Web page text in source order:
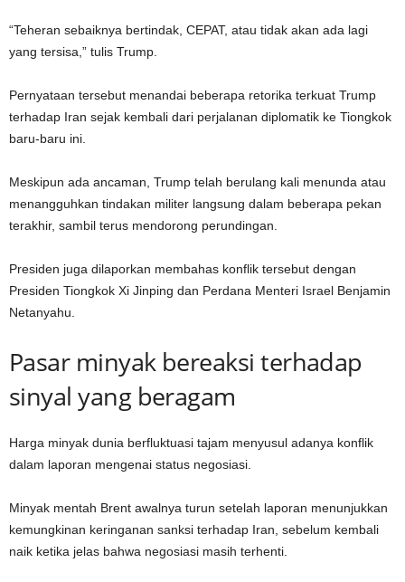
“Teheran sebaiknya bertindak, CEPAT, atau tidak akan ada lagi
yang tersisa,” tulis Trump.
Pernyataan tersebut menandai beberapa retorika terkuat Trump
terhadap Iran sejak kembali dari perjalanan diplomatik ke Tiongkok
baru-baru ini.
Meskipun ada ancaman, Trump telah berulang kali menunda atau
menangguhkan tindakan militer langsung dalam beberapa pekan
terakhir, sambil terus mendorong perundingan.
Presiden juga dilaporkan membahas konflik tersebut dengan
Presiden Tiongkok Xi Jinping dan Perdana Menteri Israel Benjamin
Netanyahu.
Pasar minyak bereaksi terhadap
sinyal yang beragam
Harga minyak dunia berfluktuasi tajam menyusul adanya konflik
dalam laporan mengenai status negosiasi.
Minyak mentah Brent awalnya turun setelah laporan menunjukkan
kemungkinan keringanan sanksi terhadap Iran, sebelum kembali
naik ketika jelas bahwa negosiasi masih terhenti.